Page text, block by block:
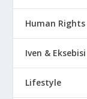
Human Rights
Iven & Eksebisi
Lifestyle